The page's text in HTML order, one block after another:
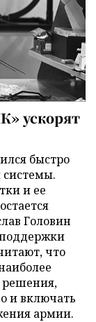
ускорят
быстро
системы.
и ее
Головин
что
и включать
армии.